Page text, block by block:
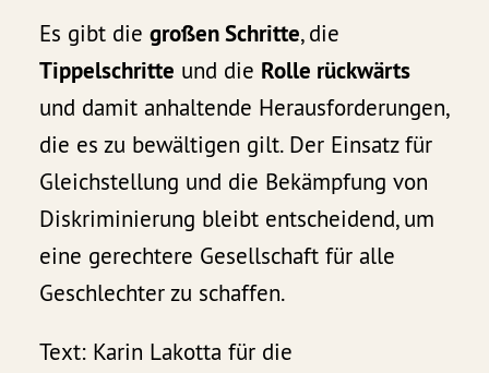
Es gibt diegroßen Schritte, die
Tippelschritte und die Rolle rückwärts
und damit anhaltende Herausforderungen,
die es zu bewältigen gilt. Der Einsatz für
Gleichstellung und die Bekämpfung von
Diskriminierung bleibt entscheidend, um
eine gerechtere Gesellschaft für alle
Geschlechter zu schaffen.
Text: Karin Lakotta für die